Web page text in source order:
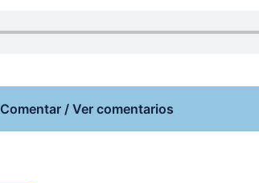
Comentar / Ver comentarios